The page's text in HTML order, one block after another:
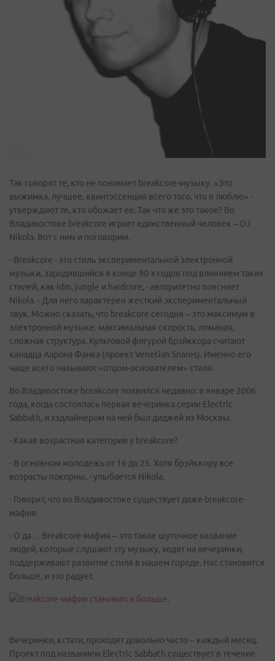
Так говорят те, кто не понимает breakcore-музыку. «Это
выжимка, лучшее, квинтэссенция всего того, что я люблю» -
утверждают те, кто обожает ее. Так что же это такое? Во
Владивостоке breakcore играет единственный человек – DJ
Nikola. Вот с ним и поговорим.
- Breakcore - это стиль экспериментальной электронной
музыки, зародившийся в конце 90-х годов под влиянием таких
стилей, как idm, jungle и hardcore, - авторитетно поясняет
Nikola. - Для него характерен жесткий экспериментальный
звук. Можно сказать, что breakcore сегодня – это максимум в
электронной музыке: максимальная скорость, ломаная,
сложная структура. Культовой фигурой брэйккора считают
канадца Аарона Фанка (проект Venetian Snares). Именно его
чаще всего называют «отцом-основателем» стиля.
Во Владивостоке breakcore появился недавно: в январе 2006
года, когда состоялась первая вечеринка серии Electric
Sabbath, и хэдлайнером на ней был диджей из Москвы.
- Какая возрастная категория у breakcore?
- В основном молодежь от 16 до 25. Хотя брэйккору все
возрасты покорны, - улыбается Nikola.
- Говорят, что во Владивостоке существует даже breakcore-
мафия…
- О да… Breakcore-мафия – это такое шуточное название
людей, которые слушают эту музыку, ходят на вечеринки,
поддерживают развитие стиля в нашем городе. Нас становится
больше, и это радует.
Вечеринки, кстати, проходят довольно часто – каждый месяц.
Проект под названием Electric Sabbath существует в течение